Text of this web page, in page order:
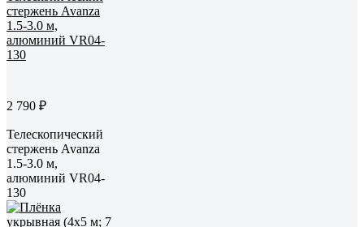
2 790 ₽
Телескопический
стержень Avanza
1.5-3.0 м,
алюминий VR04-
130